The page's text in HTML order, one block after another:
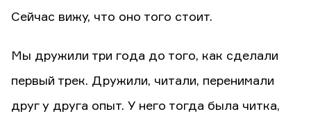
Сейчас вижу, что оно того стоит.
Мы дружили три года до того, как сделали
первый трек. Дружили, читали, перенимали
друг у друга опыт. У него тогда была читка,